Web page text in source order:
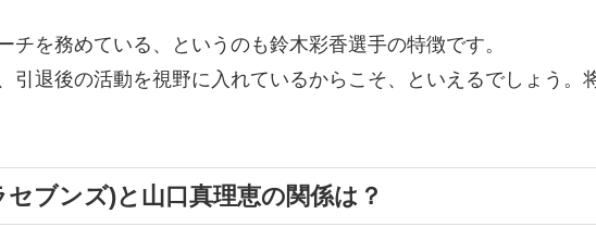
チを務めている、というのも鈴木彩香選手の特徴です。
引退後の活動を視野に入れているからこそ、といえるでしょう。
ブンズ)と山口真理恵の関係は？